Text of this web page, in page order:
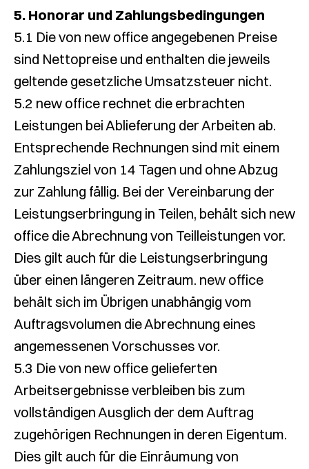
5. Honorar und Zahlungsbedingungen
5.1 Die von new office angegebenen Preise
sind Nettopreise und enthalten die jeweils
geltende gesetzliche Umsatzsteuer nicht.
5.2 new office rechnet die erbrachten
Leistungen bei Ablieferung der Arbeiten ab.
Entsprechende Rechnungen sind mit einem
Zahlungsziel von 14 Tagen und ohne Abzug
zur Zahlung fällig. Bei der Vereinbarung der
Leistungserbringung in Teilen, behält sich new
office die Abrechnung von Teilleistungen vor.
Dies gilt auch für die Leistungserbringung
über einen längeren Zeitraum. new office
behält sich im Übrigen unabhängig vom
Auftragsvolumen die Abrechnung eines
angemessenen Vorschusses vor.
5.3 Die von new office gelieferten
Arbeitsergebnisse verbleiben bis zum
vollständigen Ausglich der dem Auftrag
zugehörigen Rechnungen in deren Eigentum.
Dies gilt auch für die Einräumung von